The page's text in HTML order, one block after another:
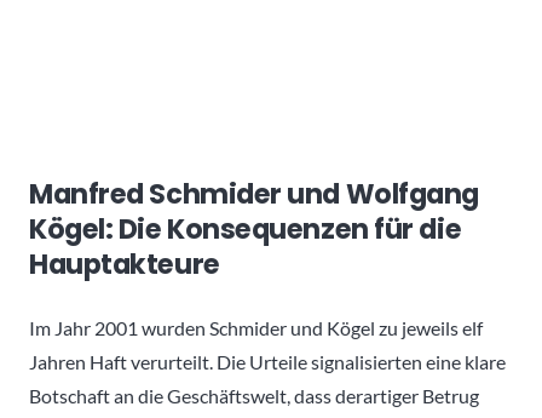
Manfred Schmider und Wolfgang
Kögel: Die Konsequenzen für die
Hauptakteure
Im Jahr 2001 wurden Schmider und Kögel zu jeweils elf
Jahren Haft verurteilt. Die Urteile signalisierten eine klare
Botschaft an die Geschäftswelt, dass derartiger Betrug